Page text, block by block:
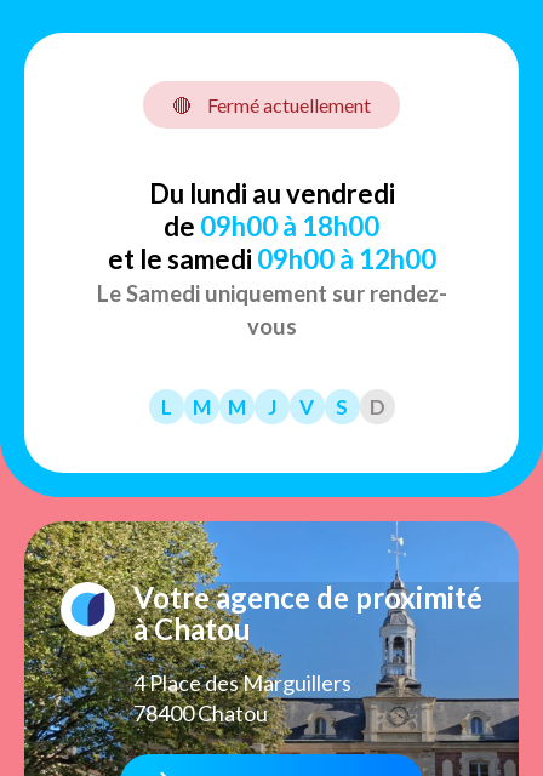
🔴 Fermé actuellement
Du lundi au vendredi
de 09h00 à 18h00
et le samedi 09h00 à 12h00
Le Samedi uniquement sur rendez-
vous
L M M J V S D
Votre agence de proximité
à Chatou
4 Place des Marguillers
78400 Chatou